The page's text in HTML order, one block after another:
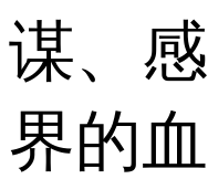
谋、
界的